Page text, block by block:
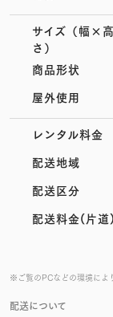
※ご覧のPCなどの環境によ
配送について
サイズ （幅×高
さ）
商品形状
屋外使用
レンタル料金
配送地域
配送区分
配送料金(片道)